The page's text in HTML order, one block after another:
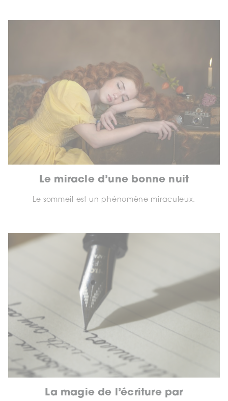
Le miracle d’une bonne nuit
Le sommeil est un phénomène miraculeux.
La magie de l’écriture par